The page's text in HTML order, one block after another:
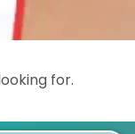
for.